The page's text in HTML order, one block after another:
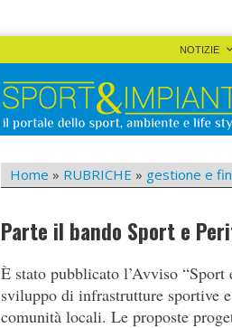
NOTIZIE
Sport&Impianti
Home » RUBRICHE » gestione e
Parte il bando Sport e
È stato pubblicato l’Avviso
sviluppo di infrastrutture sportive
comunità locali. Le proposte